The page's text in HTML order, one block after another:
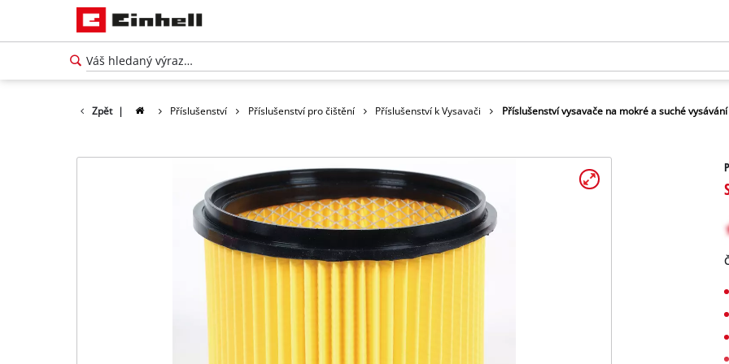
Zpět | Příslušenství Příslušenství pro čištění Příslušenství k Vysavači Příslušenství vysavače na mokré a suché vysávání